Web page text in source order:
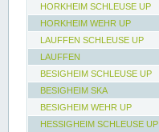
HORKHEIM SCHLEUSE UP
HORKHEIM WEHR UP
LAUFFEN SCHLEUSE UP
LAUFFEN
BESIGHEIM SCHLEUSE UP
BESIGHEIM SKA
BESIGHEIM WEHR UP
HESSIGHEIM SCHLEUSE UP